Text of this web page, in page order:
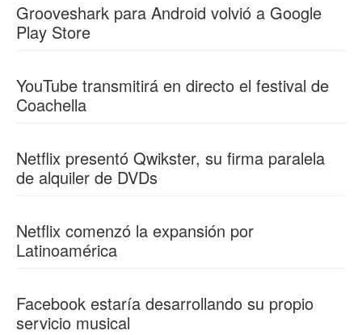
Grooveshark para Android volvió a Google
Play Store
YouTube transmitirá en directo el festival de
Coachella
Netflix presentó Qwikster, su firma paralela
de alquiler de DVDs
Netflix comenzó la expansión por
Latinoamérica
Facebook estaría desarrollando su propio
servicio musical